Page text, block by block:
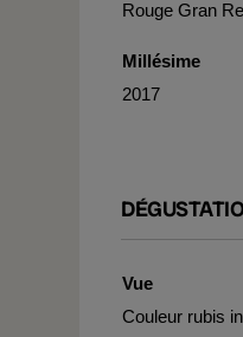
Rouge Gran
Millésime
2017
Vue
Couleur rubis